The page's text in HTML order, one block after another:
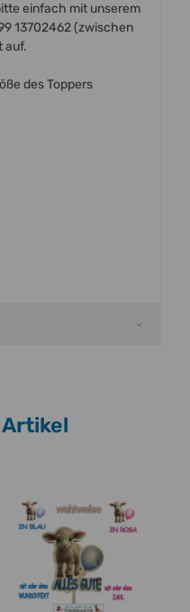
einfach mit unserem
13702462 (zwischen
auf.
des Toppers